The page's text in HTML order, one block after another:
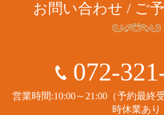
お問い合わせ / ご
072-
営業時間:10:00～21:00（予約最終
時休業あり